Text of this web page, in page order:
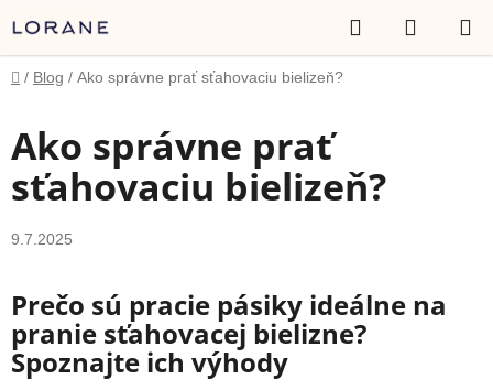
na
obsah
Hľadať
KOŠÍK
Domov
/ Blog / Ako správne prať sťahovaciu bielizeň?
Ako správne prať
sťahovaciu bielizeň?
9.7.2025
Prečo sú pracie pásiky ideálne na
pranie sťahovacej bielizne?
Spoznajte ich výhody